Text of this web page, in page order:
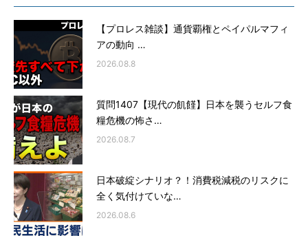
【プロレス雑談】通貨覇権とペイパルマフィ
アの動向 …
2026.08.8
質問1407【現代の飢饉】日本を襲うセルフ食
糧危機の怖さ…
2026.08.7
日本破綻シナリオ？！消費税減税のリスクに
全く気付けていな…
2026.08.6